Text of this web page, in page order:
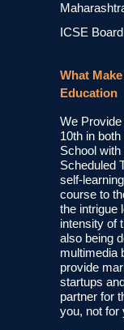
ICSE Board
What Make
Education
We
10th in
School
Scheduled
self-
course to
the intrigue
intensity of
also being
multimedia
provide
startups
partner for
you, not for